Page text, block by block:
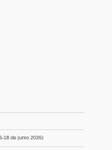
18 de junio 2026)